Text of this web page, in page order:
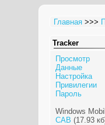
Главная >>>
Tracker
Просмотр
Данные
Настройка
Привилегии
Пароль
Windows
CAB (17.93